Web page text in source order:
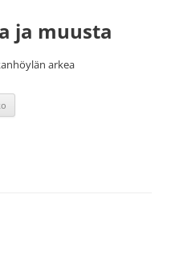
ja muusta
arkea